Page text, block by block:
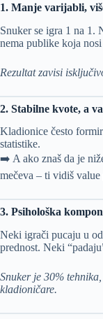
1. Manje varijabli,
Snuker se igra 1 na 1.
nema publike koja
Rezultat zavisi
2. Stabilne kvote, a
Kladionice često
statistike.
➡️ A ako znaš da je
mečeva – ti vidiš value
3. Psihološka
Neki igrači pucaju u
prednost. Neki
Snuker je 30%
kladioničare.